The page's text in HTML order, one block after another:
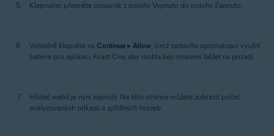
Klepnutím přepněte posuvník z polohy Vypnuto do polohy Zapnuto.
Volitelně klepněte na Continue ▸ Allow, čímž zastavíte optimalizaci využití
baterie pro aplikaci Avast One, aby mohla bez omezení běžet na pozadí.
Hlídač webů je nyní zapnutý. Na této stránce můžete zobrazit počet
analyzovaných odkazů a zjištěných hrozeb.